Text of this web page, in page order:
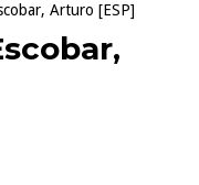
Arturo [ESP]